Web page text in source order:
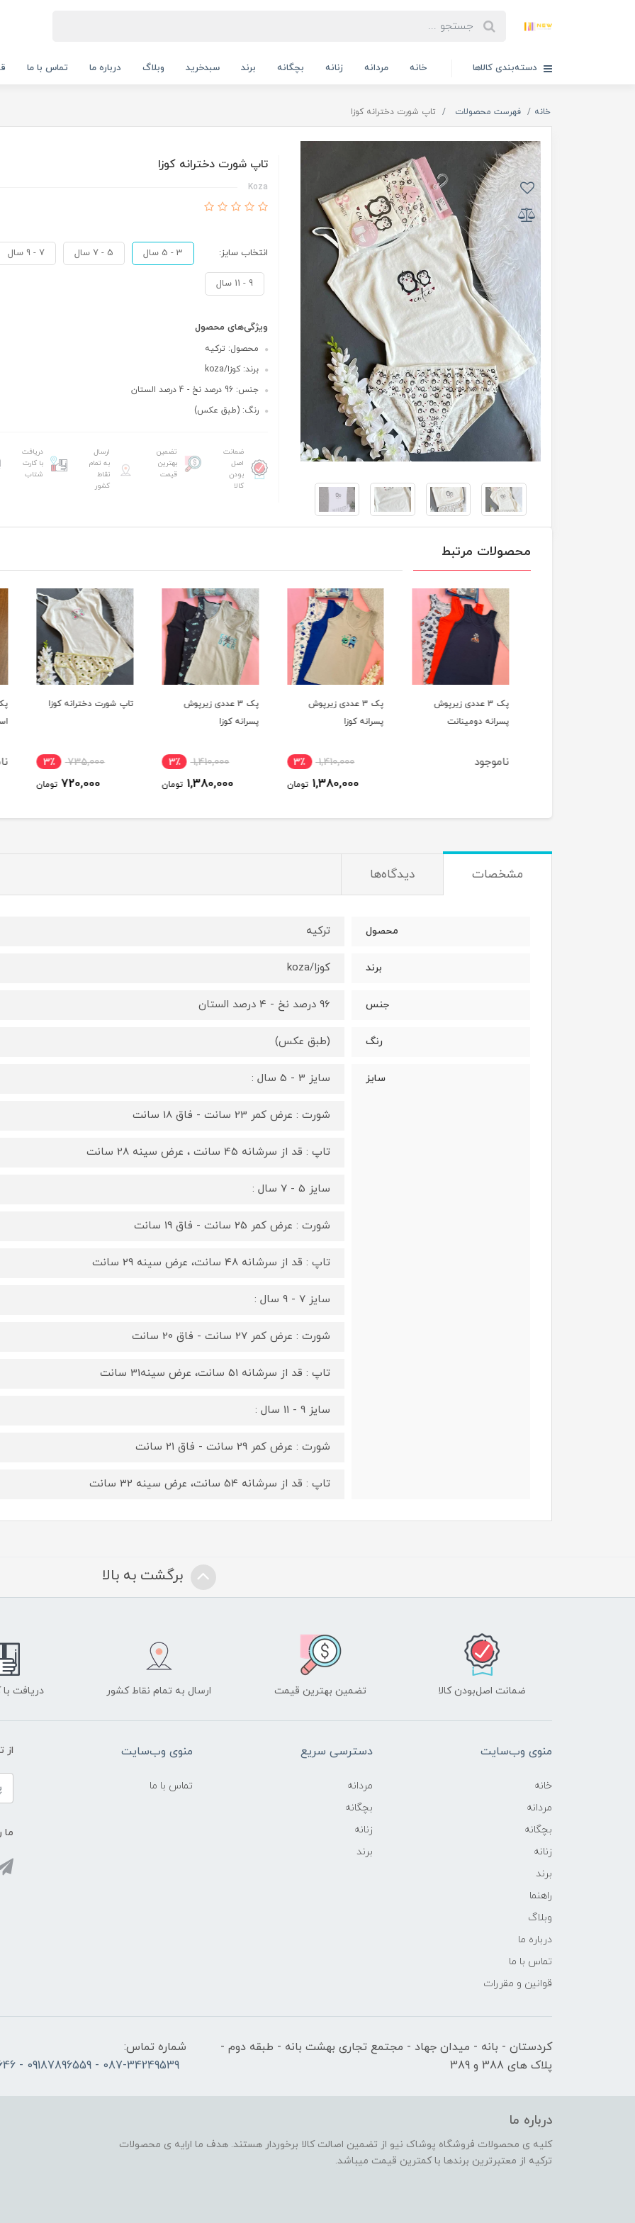
دسته‌بندی کالاها خانه مردانه زنانه بچگانه برند سبدخرید وبلاگ درباره ما تماس با ما
خانه فهرست محصولات تاپ شورت دخترانه کوزا
تاپ شورت دخترانه کوزا
Koza
انتخاب سایز: 3 - 5 سال 5 - 7 سال 7 - 9 سال
9 - 11 سال
ویژگی‌های محصول
محصول: ترکیه
برند: کوزا/koza
جنس: 96 درصد نخ - 4 درصد الستان
رنگ: (طبق عکس)
ضمانت
اصل
بودن
کالا
تضمین
بهترین
قیمت
ارسال
به تمام
نقاط
کشور
دریافت
با کارت
شتاب
محصولات مرتبط
پک 3 عددی زیرپوش
پسرانه دومینانت
ناموجود
پک 3 عددی زیرپوش
پسرانه کوزا
1,410,000 3٪
1,380,000 تومان
پک 3 عددی زیرپوش
پسرانه کوزا
1,410,000 3٪
1,380,000 تومان
تاپ شورت دخترانه کوزا
735,000 3٪
720,000 تومان
مشخصات دیدگاه‌ها
محصول ترکیه
برند کوزا/koza
جنس 96 درصد نخ - 4 درصد الستان
رنگ (طبق عکس)
سایز سایز 3 - 5 سال :
شورت : عرض کمر 23 سانت - فاق 18 سانت
تاپ : قد از سرشانه 45 سانت ، عرض سینه 28 سانت
سایز 5 - 7 سال :
شورت : عرض کمر 25 سانت - فاق 19 سانت
تاپ : قد از سرشانه 48 سانت، عرض سینه 29 سانت
سایز 7 - 9 سال :
شورت : عرض کمر 27 سانت - فاق 20 سانت
تاپ : قد از سرشانه 51 سانت، عرض سینه31 سانت
سایز 9 - 11 سال :
شورت : عرض کمر 29 سانت - فاق 21 سانت
تاپ : قد از سرشانه 54 سانت، عرض سینه 32 سانت
برگشت به بالا
ضمانت اصل‌بودن کالا تضمین بهترین قیمت ارسال به تمام نقاط کشور دریافت
منوی وب‌سایت
خانه
مردانه
بچگانه
زنانه
برند
راهنما
وبلاگ
درباره ما
تماس با ما
قوانین و مقررات
دسترسی سریع
مردانه
بچگانه
زنانه
برند
منوی وب‌سایت
تماس با ما
از
ما
کردستان - بانه - میدان جهاد - مجتمع تجاری بهشت بانه - طبقه دوم -
پلاک های 388 و 389
شماره تماس:
087-34249539 - 09187896559 - 09186686646
درباره ما
کلیه ی محصولات فروشگاه پوشاک نیو از تضمین اصالت کالا برخوردار هستند. هدف ما ارایه ی محصولات
ترکیه از معتبرترین برندها با کمترین قیمت میباشد.